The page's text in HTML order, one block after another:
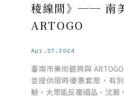
稜線間》── 南
ARTOGO
Apr.17.2024
臺南市美術館將與
並提供限時優惠套票，有
驗，大眾能反覆細品、沈澱